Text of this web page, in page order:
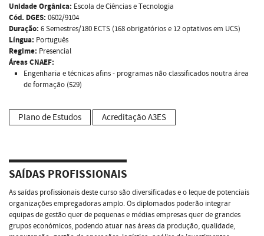
Unidade Orgânica: Escola de Ciências e Tecnologia
Cód. DGES: 0602/9104
Duração: 6 Semestres/180 ECTS (168 obrigatórios e 12 optativos em UCS)
Língua: Português
Regime: Presencial
Áreas CNAEF:
Engenharia e técnicas afins - programas não classificados noutra área
de formação (529)
Plano de Estudos Acreditação A3ES
SAÍDAS PROFISSIONAIS
As saídas profissionais deste curso são diversificadas e o leque de potenciais
organizações empregadoras amplo. Os diplomados poderão integrar
equipas de gestão quer de pequenas e médias empresas quer de grandes
grupos económicos, podendo atuar nas áreas da produção, qualidade,